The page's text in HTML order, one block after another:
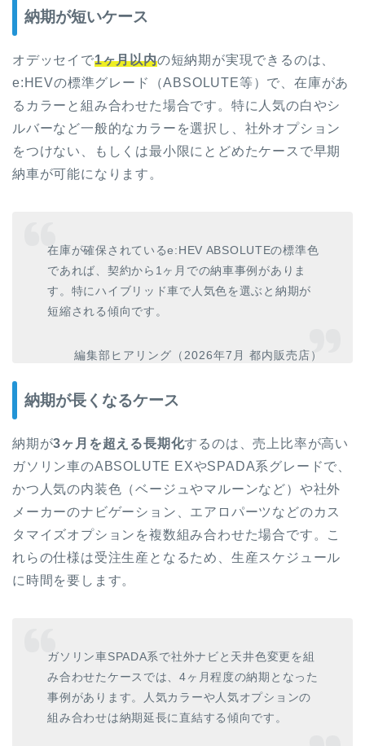
納期が短いケース
オデッセイで1ヶ月以内の短納期が実現できるのは、
e:HEVの標準グレード（ABSOLUTE等）で、在庫があ
るカラーと組み合わせた場合です。特に人気の白やシ
ルバーなど一般的なカラーを選択し、社外オプション
をつけない、もしくは最小限にとどめたケースで早期
納車が可能になります。
在庫が確保されているe:HEV ABSOLUTEの標準色
であれば、契約から1ヶ月での納車事例がありま
す。特にハイブリッド車で人気色を選ぶと納期が
短縮される傾向です。
編集部ヒアリング（2026年7月 都内販売店）
納期が長くなるケース
納期が3ヶ月を超える長期化するのは、売上比率が高い
ガソリン車のABSOLUTE EXやSPADA系グレードで、
かつ人気の内装色（ベージュやマルーンなど）や社外
メーカーのナビゲーション、エアロパーツなどのカス
タマイズオプションを複数組み合わせた場合です。こ
れらの仕様は受注生産となるため、生産スケジュール
に時間を要します。
ガソリン車SPADA系で社外ナビと天井色変更を組
み合わせたケースでは、4ヶ月程度の納期となった
事例があります。人気カラーや人気オプションの
組み合わせは納期延長に直結する傾向です。